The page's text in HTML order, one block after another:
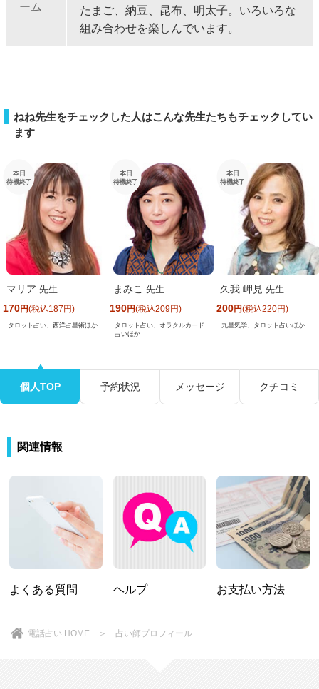
ーム
たまご、納豆、昆布、明太子。いろいろな
組み合わせを楽しんでいます。
ねね先生をチェックした人はこんな先生たちもチェックしてい
ます
本日
待機終了
マリア 先生
170円(税込187円)
タロット占い、西洋占星術ほか
本日
待機終了
まみこ 先生
190円(税込209円)
タロット占い、オラクルカード
占いほか
本日
待機終了
久我 岬見 先生
200円(税込220円)
九星気学、タロット占いほか
個人TOP 予約状況 メッセージ クチコミ
関連情報
よくある質問 ヘルプ お支払い方法
電話占い HOME ＞ 占い師プロフィール